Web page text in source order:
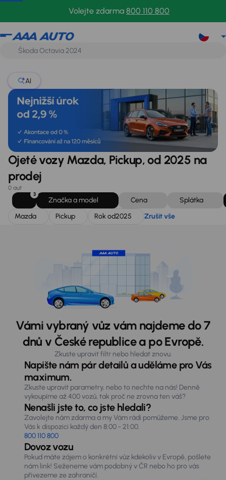
Volejte zdarma 800 110 800
Mazda
AI
Ojeté vozy Mazda, Pickup, od 2025 na
prodej
0 aut
3
Značka a model Cena
Splátka
Mazda
Pickup Rok od2025 Zrušit vše
Vámi vybraný vůz vám najdeme do 7
dnů v České republice a po Evropě.
Zkuste upravit filtr nebo hledat znovu.
Napište nám pár detailů a uděláme pro Vás
maximum.
Zkuste upravit parametry, nebo to nechte na nás! Denně
vykoupíme až 400 vozů, tak proč ne zrovna ten váš?
Nenašli jste to, co jste hledali?
Zavolejte nám zdarma a my Vám rádi pomůžeme. Jsme pro
Vás k dispozici každý den 8:00 - 21:00.
800 110 800
Dovoz vozu
Pokud máte zájem o konkrétní vůz kdekoliv v Evropě, pošlete
nám link! Seženeme vám podobný v ČR nebo ho pro vás
přivezeme ze zahraničí.